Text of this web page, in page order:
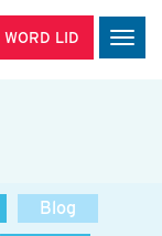
WORD LID
Blog